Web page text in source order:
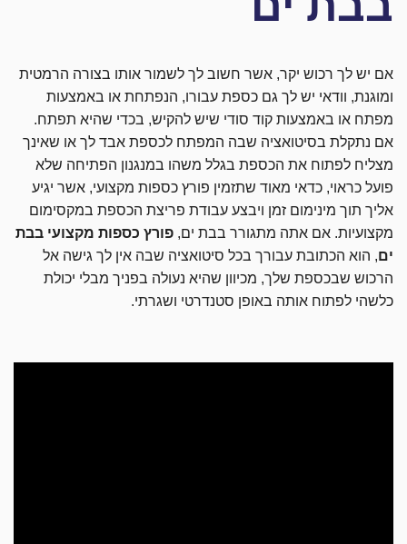
אם יש לך רכוש יקר, אשר חשוב לך לשמור אותו בצורה הרמטית
ומוגנת, וודאי יש לך גם כספת עבורו, הנפתחת או באמצעות
מפתח או באמצעות קוד סודי שיש להקיש, בכדי שהיא תפתח.
אם נתקלת בסיטואציה שבה המפתח לכספת אבד לך או שאינך
מצליח לפתוח את הכספת בגלל משהו במנגנון הפתיחה שלא
פועל כראוי, כדאי מאוד שתזמין פורץ כספות מקצועי, אשר יגיע
אליך תוך מינימום זמן ויבצע עבודת פריצת הכספת במקסימום
מקצועיות. אם אתה מתגורר בבת ים, פורץ כספות מקצועי בבת
ים, הוא הכתובת עבורך בכל סיטואציה שבה אין לך גישה אל
הרכוש שבכספת שלך, מכיוון שהיא נעולה בפניך מבלי יכולת
כלשהי לפתוח אותה באופן סטנדרטי ושגרתי.